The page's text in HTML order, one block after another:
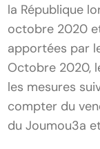
la République
octobre 2020
apportées par
Octobre 2020,
les mesures
compter du
du Joumou3a